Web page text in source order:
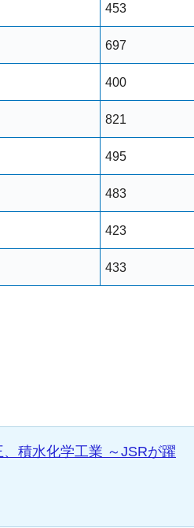
453
697
400
821
495
483
423
433
積水化学工業 ～JSRが躍